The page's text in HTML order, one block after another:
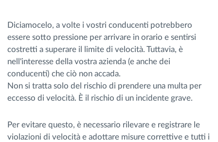
Diciamocelo, a volte i vostri conducenti potrebbero
essere sotto pressione per arrivare in orario e sentirsi
costretti a superare il limite di velocità. Tuttavia, è
nell'interesse della vostra azienda (e anche dei
conducenti) che ciò non accada.
Non si tratta solo del rischio di prendere una multa per
eccesso di velocità. È il rischio di un incidente grave.
Per evitare questo, è necessario rilevare e registrare le
violazioni di velocità e adottare misure correttive e tutti i